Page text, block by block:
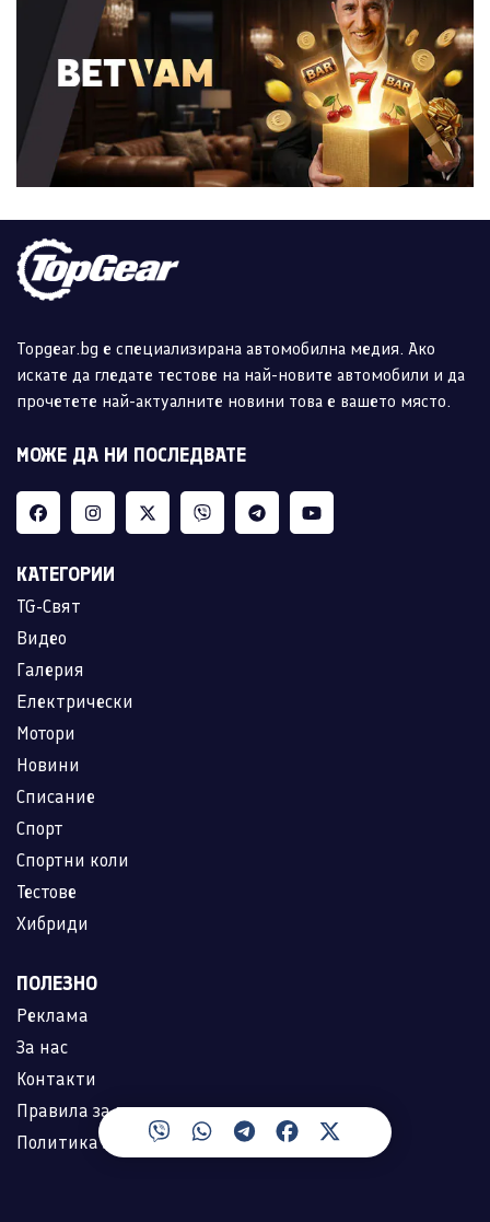
Topgear.bg е специализирана автомобилна медия. Ако
искате да гледате тестове на най-новите автомобили и да
прочетете най-актуалните новини това е вашето място.
МОЖЕ ДА НИ ПОСЛЕДВАТЕ
КАТЕГОРИИ
TG-Свят
Видео
Галерия
Електрически
Мотори
Новини
Списание
Спорт
Спортни коли
Тестове
Хибриди
ПОЛЕЗНО
Реклама
За нас
Контакти
Правила за ползване
Политика за лични данни